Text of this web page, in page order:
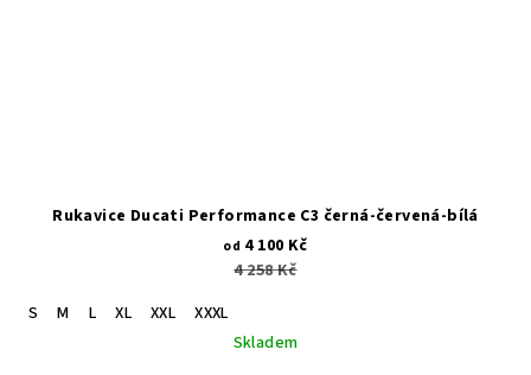
Rukavice Ducati Performance C3 černá-červená-bílá
od 4 100 Kč
4 258 Kč
S
M L XL XXL
XXXL
Skladem